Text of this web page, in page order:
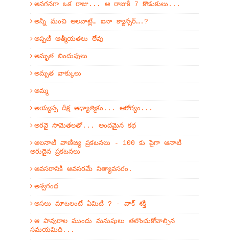
అనగనగా ఒక రాజు... ఆ రాజుకి 7 కొడుకులు...
అన్నీ మంచి అలవాట్లే… ఐనా క్యాన్సర్….?
అప్పటి ఆత్మీయతలు లేవు
అమృత బిందువులు
అమృత వాక్కులు
అమ్మ
అయ్యప్ప దీక్ష ఆధ్యాత్మికం... ఆరోగ్యం...
అరవై సామెతలతో... అందమైన కథ
అలనాటి వాణిజ్య ప్రకటనలు - 100 కు పైగా ఆనాటి
అరుదైన ప్రకటనలు
అవసరానికి అవసరమే నిత్యావసరం.
అశ్వగంధ
అసలు మాటలంటే ఏమిటి ? - వాక్ శక్తి
ఆ పావురాల ముందు మనుషులు తలొంచుకోవాల్సిన
సమయమిది...